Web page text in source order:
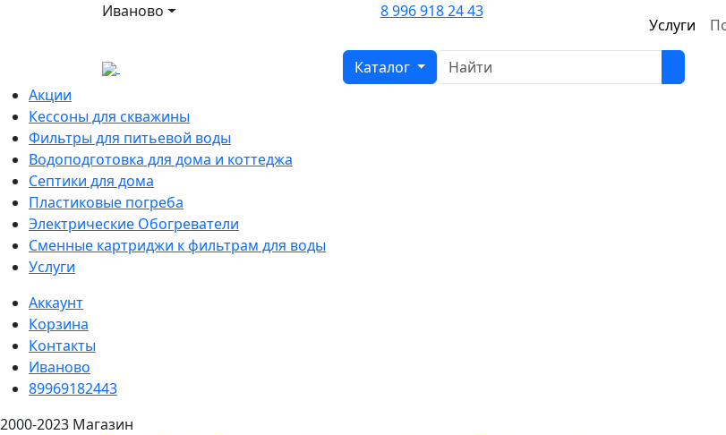
Иваново 8 996 918 24 43
Услуги
Каталог
Акции
Кессоны для скважины
Фильтры для питьевой воды
Водоподготовка для дома и коттеджа
Септики для дома
Пластиковые погреба
Электрические Обогреватели
Сменные картриджи к фильтрам для воды
Услуги
Аккаунт
Корзина
Контакты
Иваново
89969182443
2000-2023 Магазин